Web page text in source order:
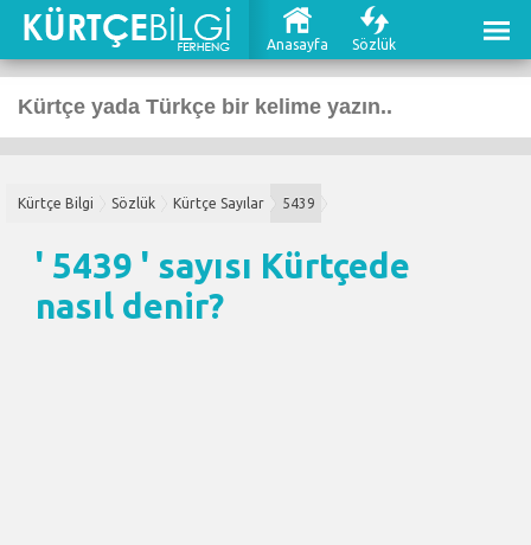
Anasayfa Sözlük
Kürtçe Bilgi Sözlük Kürtçe Sayılar 5439
' 5439 ' sayısı Kürtçede
nasıl denir?